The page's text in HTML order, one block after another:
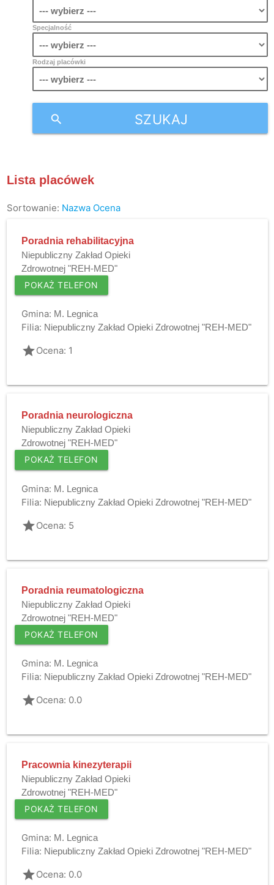
Specjalność
Rodzaj placówki
SZUKAJ
search
Lista placówek
Sortowanie: Nazwa Ocena
Poradnia rehabilitacyjna
Niepubliczny Zakład Opieki
Zdrowotnej "REH-MED"
POKAŻ TELEFON
Gmina: M. Legnica
Filia: Niepubliczny Zakład Opieki Zdrowotnej "REH-MED"
gradeOcena: 1
Poradnia neurologiczna
Niepubliczny Zakład Opieki
Zdrowotnej "REH-MED"
POKAŻ TELEFON
Gmina: M. Legnica
Filia: Niepubliczny Zakład Opieki Zdrowotnej "REH-MED"
gradeOcena: 5
Poradnia reumatologiczna
Niepubliczny Zakład Opieki
Zdrowotnej "REH-MED"
POKAŻ TELEFON
Gmina: M. Legnica
Filia: Niepubliczny Zakład Opieki Zdrowotnej "REH-MED"
gradeOcena: 0.0
Pracownia kinezyterapii
Niepubliczny Zakład Opieki
Zdrowotnej "REH-MED"
POKAŻ TELEFON
Gmina: M. Legnica
Filia: Niepubliczny Zakład Opieki Zdrowotnej "REH-MED"
gradeOcena: 0.0